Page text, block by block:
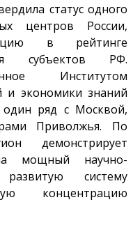
статус одного
центров России,
в рейтинге
субъектов РФ.
Институтом
и экономики знаний
ряд с Москвой,
Приволжья. По
демонстрирует
мощный научно-
систему
концентрацию